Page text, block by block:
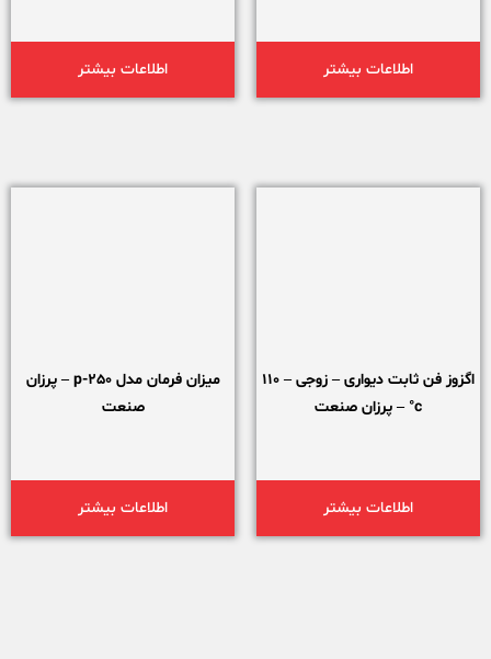
اطلاعات بیشتر اطلاعات بیشتر
اگزوز فن ثابت دیواری – زوجی – 110
c° – پرزان صنعت
اطلاعات بیشتر
میزان فرمان مدل 250-p – پرزان
صنعت
اطلاعات بیشتر